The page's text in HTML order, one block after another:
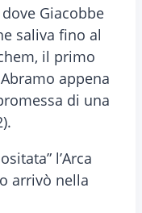
Giacobbe
saliva fino al
il primo
appena
di una
l’Arca
arrivò nella